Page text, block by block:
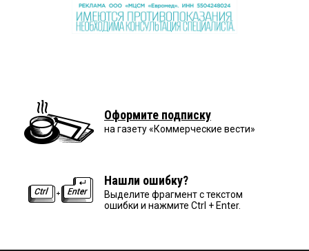
Оформите подписку
на газету «Коммерческие вести»
Нашли ошибку?
Выделите фрагмент с текстом
ошибки и нажмите Ctrl + Enter.